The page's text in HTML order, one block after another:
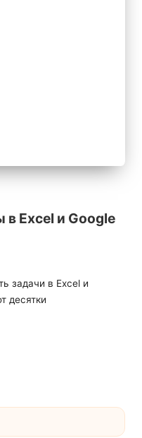
Excel и Google
задачи в Excel и
десятки